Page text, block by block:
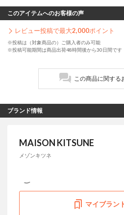
このアイテムへのお客様の声
レビュー投稿で最大2,000ポイント
※投稿は（対象商品の）ご購入者のみ可能
※投稿可能期間は商品出荷48時間後から30日間です
この商品に関する
ブランド情報
MAISON KITSUNE
メゾンキツネ
マイブラン